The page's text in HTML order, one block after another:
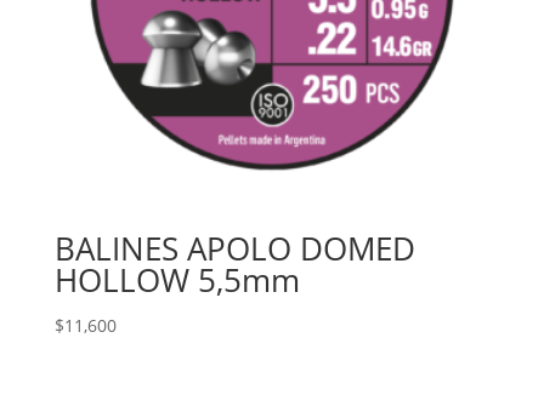
BALINES APOLO DOMED
HOLLOW 5,5mm
$11,600